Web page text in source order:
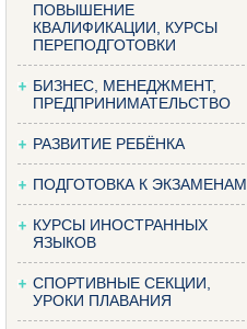
ПОВЫШЕНИЕ
КВАЛИФИКАЦИИ, КУРСЫ
ПЕРЕПОДГОТОВКИ
БИЗНЕС, МЕНЕДЖМЕНТ,
ПРЕДПРИНИМАТЕЛЬСТВО
РАЗВИТИЕ РЕБЁНКА
ПОДГОТОВКА К ЭКЗАМЕНАМ
КУРСЫ ИНОСТРАННЫХ
ЯЗЫКОВ
СПОРТИВНЫЕ СЕКЦИИ,
УРОКИ ПЛАВАНИЯ